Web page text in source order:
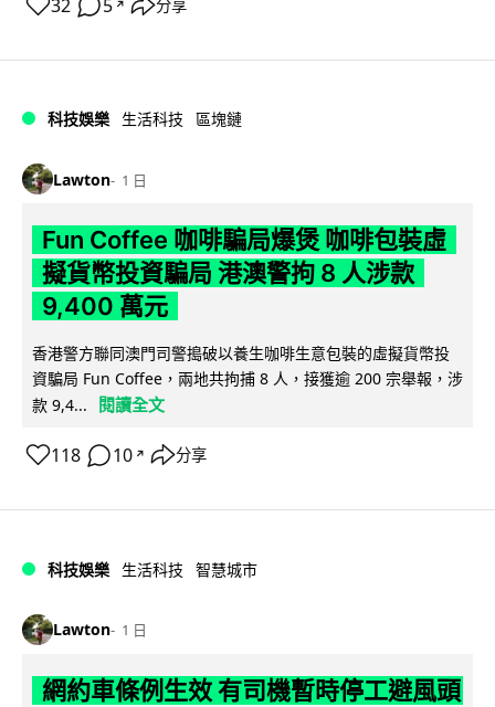
32 5 ↗ 分享
科技娛樂 生活科技 區塊鏈
Lawton 1 日
Fun Coffee 咖啡騙局爆煲 咖啡包裝虛
擬貨幣投資騙局 港澳警拘 8 人涉款
9,400 萬元
香港警方聯同澳門司警搗破以養生咖啡生意包裝的虛擬貨幣投
資騙局 Fun Coffee，兩地共拘捕 8 人，接獲逾 200 宗舉報，涉
款 9,4...
閱讀全文
118 10 ↗ 分享
科技娛樂 生活科技 智慧城市
Lawton 1 日
網約車條例生效 有司機暫時停工避風頭